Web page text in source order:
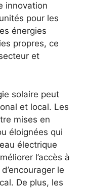
innovation‍
pour les
énergies
propres, ce
et
solaire peut
et ​local. Les
mises en
éloignées qui
électrique
l’accès ⁢à
le
De plus, ⁢les